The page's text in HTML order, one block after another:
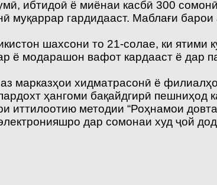
ибтидоӣ ё миёнаи касбӣ 300
гардидааст. Маблағи
шахсони то 21-солае, ки ятими
ё модарашон вафот кардааст ё дар
марказҳои хидматрасонӣ ё
ҳангоми бақайдгирӣ пешниҳод
методии “Роҳнамои
дар сомонаи худ ҷой